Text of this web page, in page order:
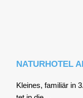
NATURHOTEL
Klei­nes, fami­li­är in